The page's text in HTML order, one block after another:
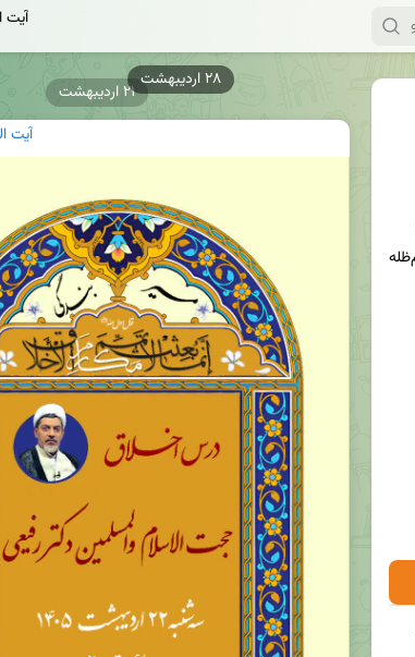
آیت
آیت
۲۱ اردیبهشت